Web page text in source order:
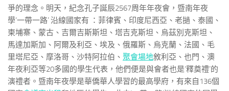
爭的理念。明天，紀念孔子誕辰2567周年年夜會，暨南年夜
學‘一帶一路’ 沿線國家有 ：菲律賓、印度尼西亞、老撾、泰國、
柬埔寨、蒙古、吉爾吉斯斯坦、塔吉克斯坦、烏茲別克斯坦、
馬達加斯加、阿爾及利亞、埃及、俄羅斯、烏克蘭、法國、毛
里塔尼亞、摩洛哥、沙特阿拉伯、 聚會場地敘利亞、也門、澳
年夜利亞等20多國的學生代表，他們便是與會者也是‘釋奠禮’的
演禮者。暨南年夜學是華僑華人學習的最高學府，有來自136個